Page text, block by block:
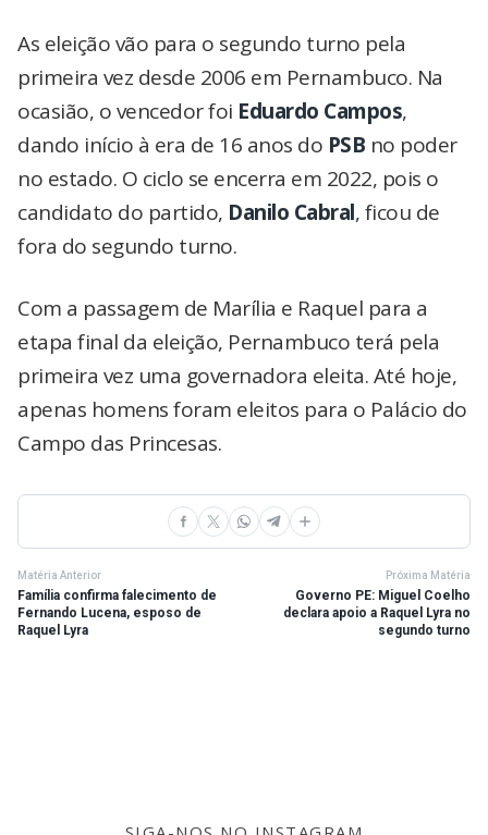
As eleição vão para o segundo turno pela
primeira vez desde 2006 em Pernambuco. Na
ocasião, o vencedor foi Eduardo Campos,
dando início à era de 16 anos do PSB no poder
no estado. O ciclo se encerra em 2022, pois o
candidato do partido, Danilo Cabral, ficou de
fora do segundo turno.
Com a passagem de Marília e Raquel para a
etapa final da eleição, Pernambuco terá pela
primeira vez uma governadora eleita. Até hoje,
apenas homens foram eleitos para o Palácio do
Campo das Princesas.
Matéria Anterior
Família confirma falecimento de
Fernando Lucena, esposo de
Raquel Lyra
Próxima Matéria
Governo PE: Miguel Coelho
declara apoio a Raquel Lyra no
segundo turno